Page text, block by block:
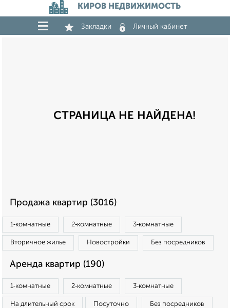
КИРОВ НЕДВИЖИМОСТЬ
Закладки Личный кабинет
СТРАНИЦА НЕ НАЙДЕНА!
Продажа квартир (3016)
1‑комнатные 2‑комнатные 3‑комнатные
Вторичное жилье Новостройки Без посредников
Аренда квартир (190)
1‑комнатные 2‑комнатные 3‑комнатные
На длительный срок Посуточно Без посредников